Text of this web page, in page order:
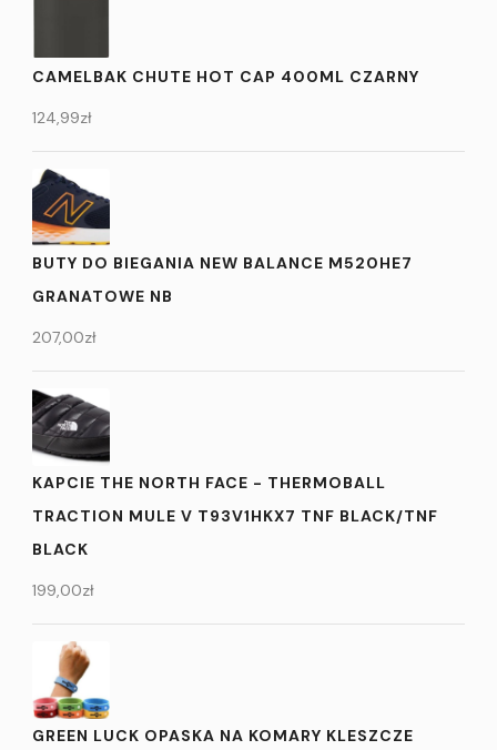
CAMELBAK CHUTE HOT CAP 400ML CZARNY
124,99zł
BUTY DO BIEGANIA NEW BALANCE M520HE7
GRANATOWE NB
207,00zł
KAPCIE THE NORTH FACE - THERMOBALL
TRACTION MULE V T93V1HKX7 TNF BLACK/TNF
BLACK
199,00zł
GREEN LUCK OPASKA NA KOMARY KLESZCZE